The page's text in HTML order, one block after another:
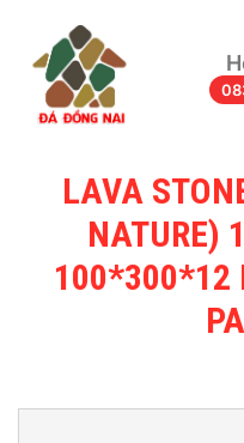
LAVA
NATURE)
100*300*12